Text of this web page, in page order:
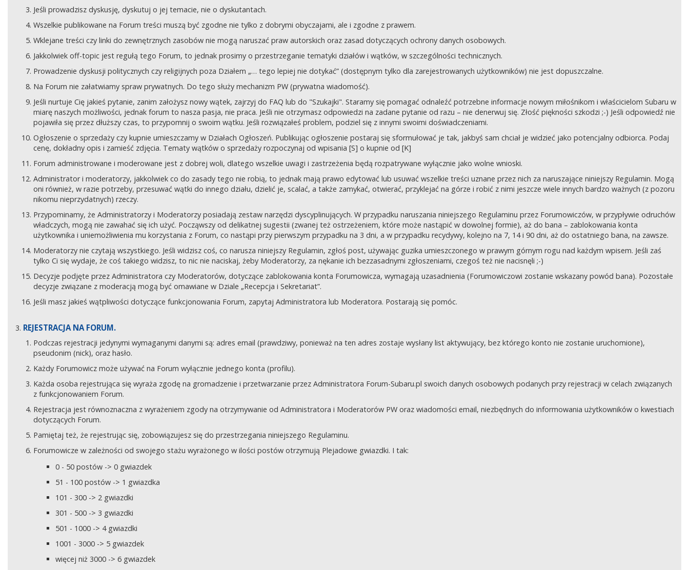
Jeśli prowadzisz dyskusję, dyskutuj o jej temacie, nie o dyskutantach.
Wszelkie publikowane na Forum treści muszą być zgodne nie tylko z dobrymi obyczajami, ale i zgodne z prawem.
Wklejane treści czy linki do zewnętrznych zasobów nie mogą naruszać praw autorskich oraz zasad dotyczących ochrony danych osobowych.
Jakkolwiek off-topic jest regułą tego Forum, to jednak prosimy o przestrzeganie tematyki działów i wątków, w szczególności technicznych.
Prowadzenie dyskusji politycznych czy religijnych poza Działem „… tego lepiej nie dotykać” (dostępnym tylko dla zarejestrowanych użytkowników) nie jest dopuszczalne.
Na Forum nie załatwiamy spraw prywatnych. Do tego służy mechanizm PW (prywatna wiadomość).
Jeśli nurtuje Cię jakieś pytanie, zanim założysz nowy wątek, zajrzyj do FAQ lub do "Szukajki". Staramy się pomagać odnaleźć potrzebne informacje nowym miłośnikom i właścicielom Subaru w
miarę naszych możliwości, jednak forum to nasza pasja, nie praca. Jeśli nie otrzymasz odpowiedzi na zadane pytanie od razu – nie denerwuj się. Złość piękności szkodzi ;-) Jeśli odpowiedź nie
pojawiła się przez dłuższy czas, to przypomnij o swoim wątku. Jeśli rozwiązałeś problem, podziel się z innymi swoimi doświadczeniami.
Ogłoszenie o sprzedaży czy kupnie umieszczamy w Działach Ogłoszeń. Publikując ogłoszenie postaraj się sformułować je tak, jakbyś sam chciał je widzieć jako potencjalny odbiorca. Podaj
cenę, dokładny opis i zamieść zdjęcia. Tematy wątków o sprzedaży rozpoczynaj od wpisania [S] o kupnie od [K]
Forum administrowane i moderowane jest z dobrej woli, dlatego wszelkie uwagi i zastrzeżenia będą rozpatrywane wyłącznie jako wolne wnioski.
Administrator i moderatorzy, jakkolwiek co do zasady tego nie robią, to jednak mają prawo edytować lub usuwać wszelkie treści uznane przez nich za naruszające niniejszy Regulamin. Mogą
oni również, w razie potrzeby, przesuwać wątki do innego działu, dzielić je, scalać, a także zamykać, otwierać, przyklejać na górze i robić z nimi jeszcze wiele innych bardzo ważnych (z pozoru
nikomu nieprzydatnych) rzeczy.
Przypominamy, że Administratorzy i Moderatorzy posiadają zestaw narzędzi dyscyplinujących. W przypadku naruszania niniejszego Regulaminu przez Forumowiczów, w przypływie odruchów
władczych, mogą nie zawahać się ich użyć. Począwszy od delikatnej sugestii (zwanej też ostrzeżeniem, które może nastąpić w dowolnej formie), aż do bana – zablokowania konta
użytkownika i uniemożliwienia mu korzystania z Forum, co nastąpi przy pierwszym przypadku na 3 dni, a w przypadku recydywy, kolejno na 7, 14 i 90 dni, aż do ostatniego bana, na zawsze.
Moderatorzy nie czytają wszystkiego. Jeśli widzisz coś, co narusza niniejszy Regulamin, zgłoś post, używając guzika umieszczonego w prawym górnym rogu nad każdym wpisem. Jeśli zaś
tylko Ci się wydaje, że coś takiego widzisz, to nic nie naciskaj, żeby Moderatorzy, za nękanie ich bezzasadnymi zgłoszeniami, czegoś też nie nacisnęli ;-)
Decyzje podjęte przez Administratora czy Moderatorów, dotyczące zablokowania konta Forumowicza, wymagają uzasadnienia (Forumowiczowi zostanie wskazany powód bana). Pozostałe
decyzje związane z moderacją mogą być omawiane w Dziale „Recepcja i Sekretariat”.
Jeśli masz jakieś wątpliwości dotyczące funkcjonowania Forum, zapytaj Administratora lub Moderatora. Postarają się pomóc.
REJESTRACJA NA FORUM.
Podczas rejestracji jedynymi wymaganymi danymi są: adres email (prawdziwy, ponieważ na ten adres zostaje wysłany list aktywujący, bez którego konto nie zostanie uruchomione),
pseudonim (nick), oraz hasło.
Każdy Forumowicz może używać na Forum wyłącznie jednego konta (profilu).
Każda osoba rejestrująca się wyraża zgodę na gromadzenie i przetwarzanie przez Administratora Forum-Subaru.pl swoich danych osobowych podanych przy rejestracji w celach związanych
z funkcjonowaniem Forum.
Rejestracja jest równoznaczna z wyrażeniem zgody na otrzymywanie od Administratora i Moderatorów PW oraz wiadomości email, niezbędnych do informowania użytkowników o kwestiach
dotyczących Forum.
Pamiętaj też, że rejestrując się, zobowiązujesz się do przestrzegania niniejszego Regulaminu.
Forumowicze w zależności od swojego stażu wyrażonego w ilości postów otrzymują Plejadowe gwiazdki. I tak:
0 - 50 postów -> 0 gwiazdek
51 - 100 postów -> 1 gwiazdka
101 - 300 -> 2 gwiazdki
301 - 500 -> 3 gwiazdki
501 - 1000 -> 4 gwiazdki
1001 - 3000 -> 5 gwiazdek
więcej niż 3000 -> 6 gwiazdek